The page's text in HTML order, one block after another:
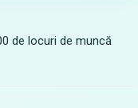
de locuri de muncă